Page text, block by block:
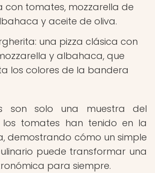
con tomates, mozzarella de
y aceite de oliva.
una pizza clásica con
y albahaca, que
los colores de la bandera
son solo una muestra del
tomates han tenido en la
demostrando cómo un simple
puede transformar una
para siempre.